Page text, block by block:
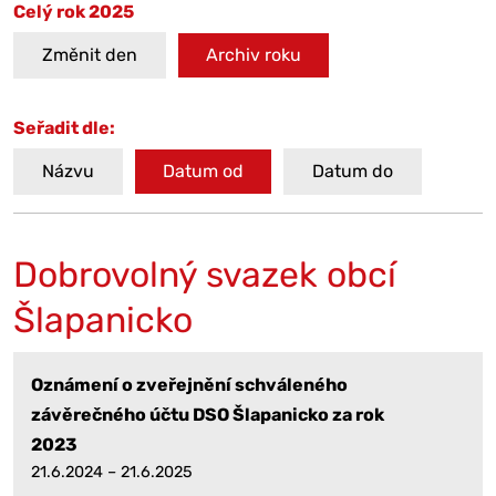
Celý rok 2025
Změnit den Archiv roku
Seřadit dle:
Názvu Datum od Datum do
Dobrovolný svazek obcí
Šlapanicko
Oznámení o zveřejnění schváleného
závěrečného účtu DSO Šlapanicko za rok
2023
21.6.2024 – 21.6.2025